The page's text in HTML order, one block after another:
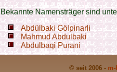
Bekannte Namensträger sind
Abdülbaki Gölpinarli
Mahmud Abdulbaki
Abdulbaqi Purani
© seit 2006 -